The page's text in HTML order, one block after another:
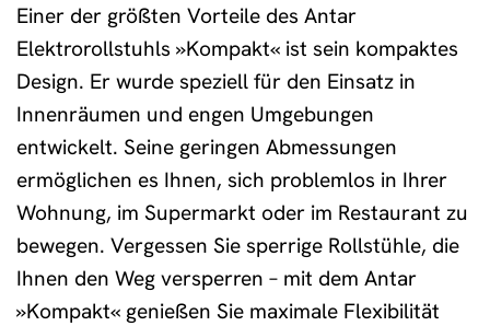
Einer der größten Vorteile des Antar
Elektrorollstuhls »Kompakt« ist sein kompaktes
Design. Er wurde speziell für den Einsatz in
Innenräumen und engen Umgebungen
entwickelt. Seine geringen Abmessungen
ermöglichen es Ihnen, sich problemlos in Ihrer
Wohnung, im Supermarkt oder im Restaurant zu
bewegen. Vergessen Sie sperrige Rollstühle, die
Ihnen den Weg versperren – mit dem Antar
»Kompakt« genießen Sie maximale Flexibilität